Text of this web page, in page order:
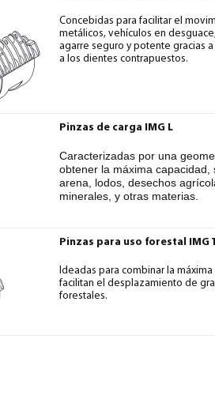
Concebidas para facilitar el
metálicos, vehículos en
agarre seguro y potente gracias
a los dientes contrapuestos.
Pinzas de carga IMG L
Caracterizadas por una
obtener la máxima
arena, lodos, desechos
minerales, y otras materias.
Pinzas para uso forestal IMG
Ideadas para combinar la
facilitan el desplazamiento de
forestales.